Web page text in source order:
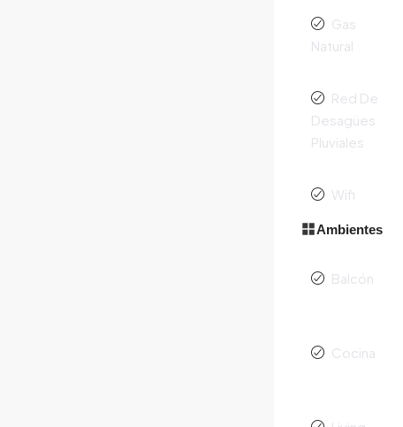
Gas
Natural
Red De
Desagües
Pluviales
Wifi
Ambientes
Balcón
Cocina